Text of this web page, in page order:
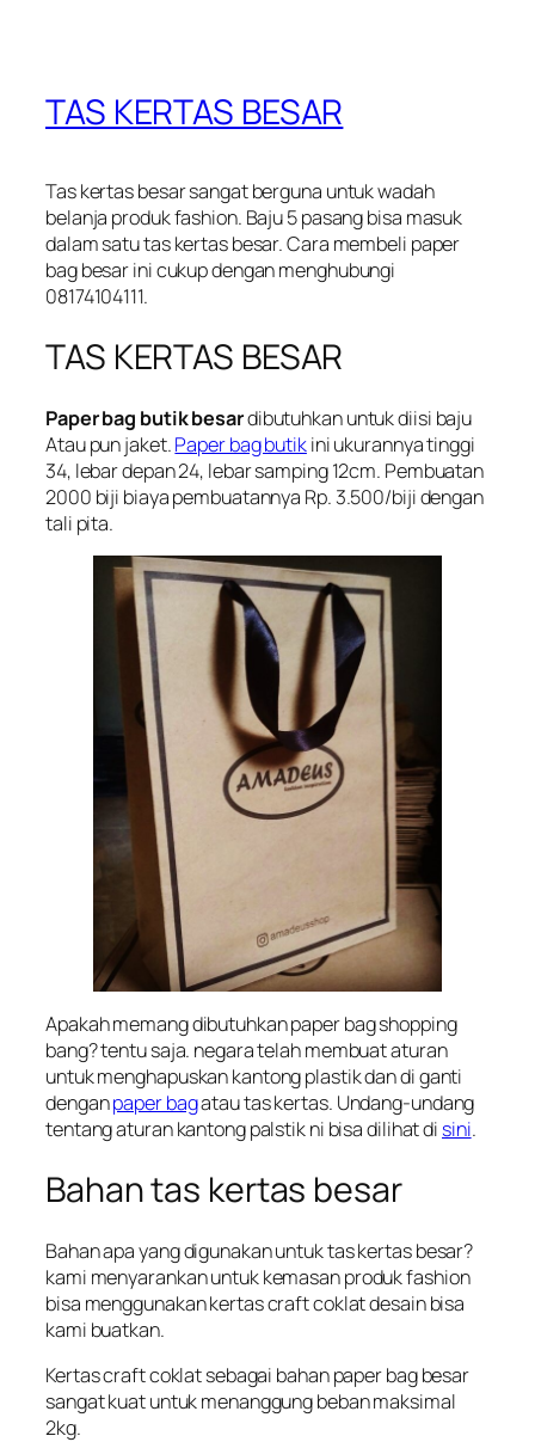
TAS KERTAS BESAR
Tas kertas besar sangat berguna untuk wadah
belanja produk fashion. Baju 5 pasang bisa masuk
dalam satu tas kertas besar. Cara membeli paper
bag besar ini cukup dengan menghubungi
08174104111.
TAS KERTAS BESAR
Paper bag butik besardibutuhkan untuk diisi baju
Atau pun jaket.Paper bag butikini ukurannya tinggi
34, lebar depan 24, lebar samping 12cm. Pembuatan
2000 biji biaya pembuatannya Rp. 3.500/biji dengan
tali pita.
Apakah memang dibutuhkan paper bag shopping
bang? tentu saja. negara telah membuat aturan
untuk menghapuskan kantong plastik dan di ganti
denganpaper bagatau tas kertas. Undang-undang
tentang aturan kantong palstik ni bisa dilihat di sini.
Bahan tas kertas besar
Bahan apa yang digunakan untuk tas kertas besar?
kami menyarankan untuk kemasan produk fashion
bisa menggunakan kertas craft coklat desain bisa
kami buatkan.
Kertas craft coklat sebagai bahan paper bag besar
sangat kuat untuk menanggung beban maksimal
2kg.